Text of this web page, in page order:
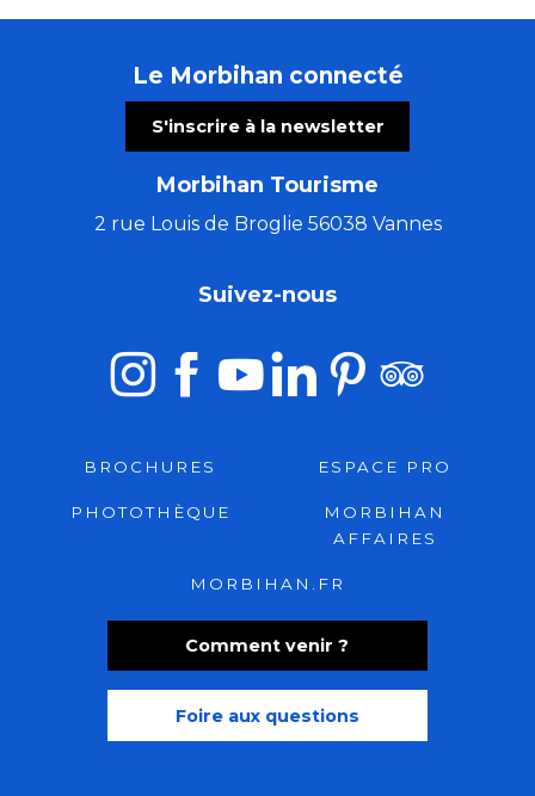
Le Morbihan connecté
S'inscrire à la newsletter
Morbihan Tourisme
2 rue Louis de Broglie 56038 Vannes
Comment venir ?
Foire aux questions
Suivez-nous
BROCHURES ESPACE PRO
PHOTOTHÈQUE
MORBIHAN
AFFAIRES
MORBIHAN.FR